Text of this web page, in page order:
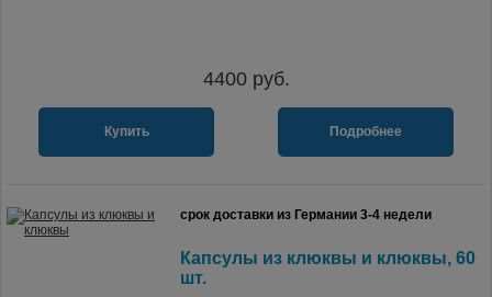
4400руб.
Купить Подробнее
срок доставки из Германии 3-4 недели
Капсулы из клюквы и клюквы, 60
шт.